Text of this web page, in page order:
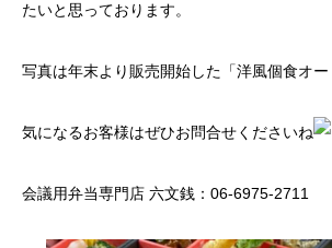
たいと思っております。
写真は年末より販売開始した「洋風個食オー
気になるお客様はぜひお問合せくださいね
会議用弁当専門店 六文銭：06-6975-2711